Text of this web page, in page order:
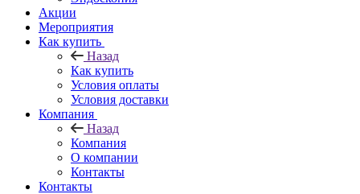
Акции
Мероприятия
Как купить
Назад
Как купить
Условия оплаты
Условия доставки
Компания
Назад
Компания
О компании
Контакты
Контакты